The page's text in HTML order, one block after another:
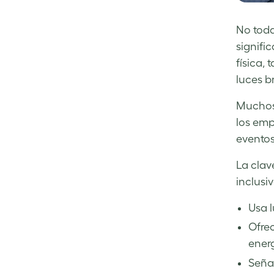
No
física,
luces
los
La
Usa